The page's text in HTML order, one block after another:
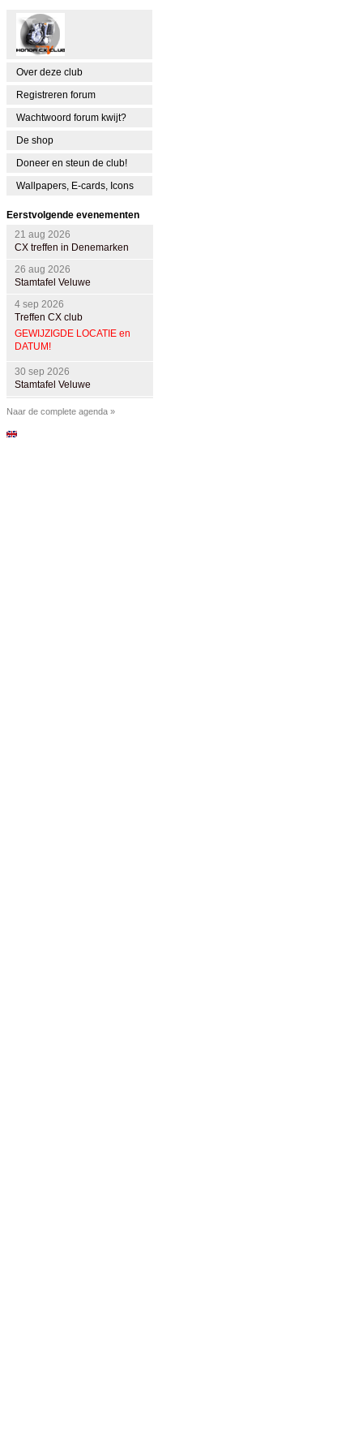
Over deze club
Registreren forum
Wachtwoord forum kwijt?
De shop
Doneer en steun de club!
Wallpapers, E-cards, Icons
Eerstvolgende evenementen
21 aug 2026
CX treffen in Denemarken
26 aug 2026
Stamtafel Veluwe
4 sep 2026
Treffen CX club
GEWIJZIGDE LOCATIE en
DATUM!
30 sep 2026
Stamtafel Veluwe
28 okt 2026
Stamtafel Veluwe
Naar de complete agenda »